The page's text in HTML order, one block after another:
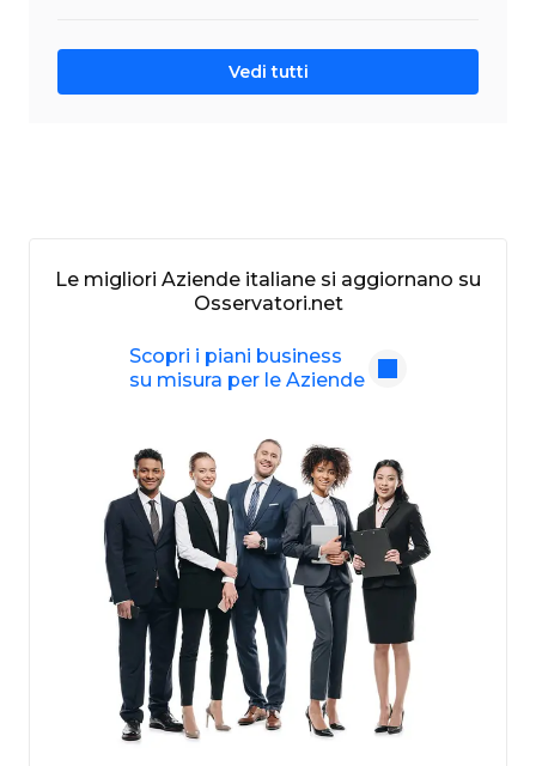
Vedi tutti
Le migliori Aziende italiane si aggiornano su
Osservatori.net
Scopri i piani business
su misura per le Aziende